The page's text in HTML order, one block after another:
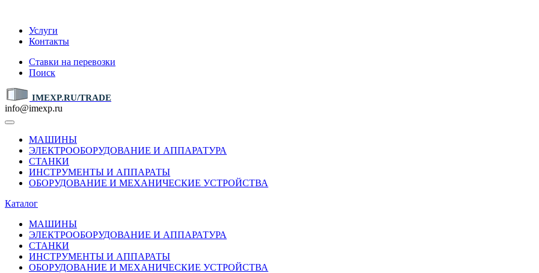
Услуги
Контакты
Ставки на перевозки
Поиск
IMEXP.RU/TRADE
info@imexp.ru
МАШИНЫ
ЭЛЕКТРООБОРУДОВАНИЕ И АППАРАТУРА
СТАНКИ
ИНСТРУМЕНТЫ И АППАРАТЫ
ОБОРУДОВАНИЕ И МЕХАНИЧЕСКИЕ УСТРОЙСТВА
Каталог
МАШИНЫ
ЭЛЕКТРООБОРУДОВАНИЕ И АППАРАТУРА
СТАНКИ
ИНСТРУМЕНТЫ И АППАРАТЫ
ОБОРУДОВАНИЕ И МЕХАНИЧЕСКИЕ УСТРОЙСТВА